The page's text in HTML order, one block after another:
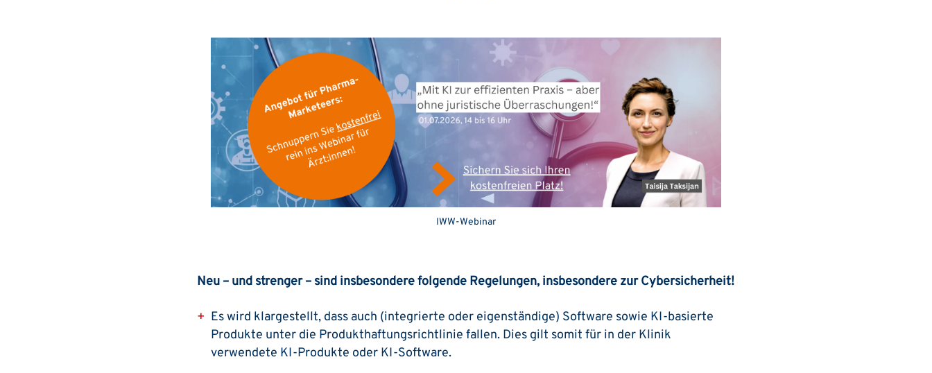
IWW-Webinar
Neu – und strenger – sind insbesondere folgende Regelungen, insbesondere zur Cybersicherheit!
Es wird klargestellt, dass auch (integrierte oder eigenständige) Software sowie KI-basierte
Produkte unter die Produkthaftungsrichtlinie fallen. Dies gilt somit für in der Klinik
verwendete KI-Produkte oder KI-Software.